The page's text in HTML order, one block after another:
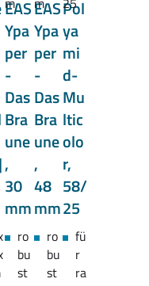
EAS
Ypa
per
-
Das
Bra
une
,
30
mm
ro
bu
st
EAS
Ypa
per
-
Das
Bra
une
,
48
mm
ro
bu
st
Pol
ya
mi
d-
Mu
ltic
olo
r,
58/
25
fü
r
ra